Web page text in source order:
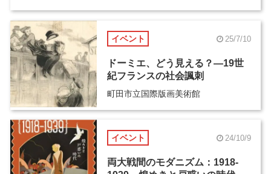
イベント 25/7/10
ドーミエ、どう見える？―19世
紀フランスの社会諷刺
町田市立国際版画美術館
イベント 24/10/9
両大戦間のモダニズム：1918-